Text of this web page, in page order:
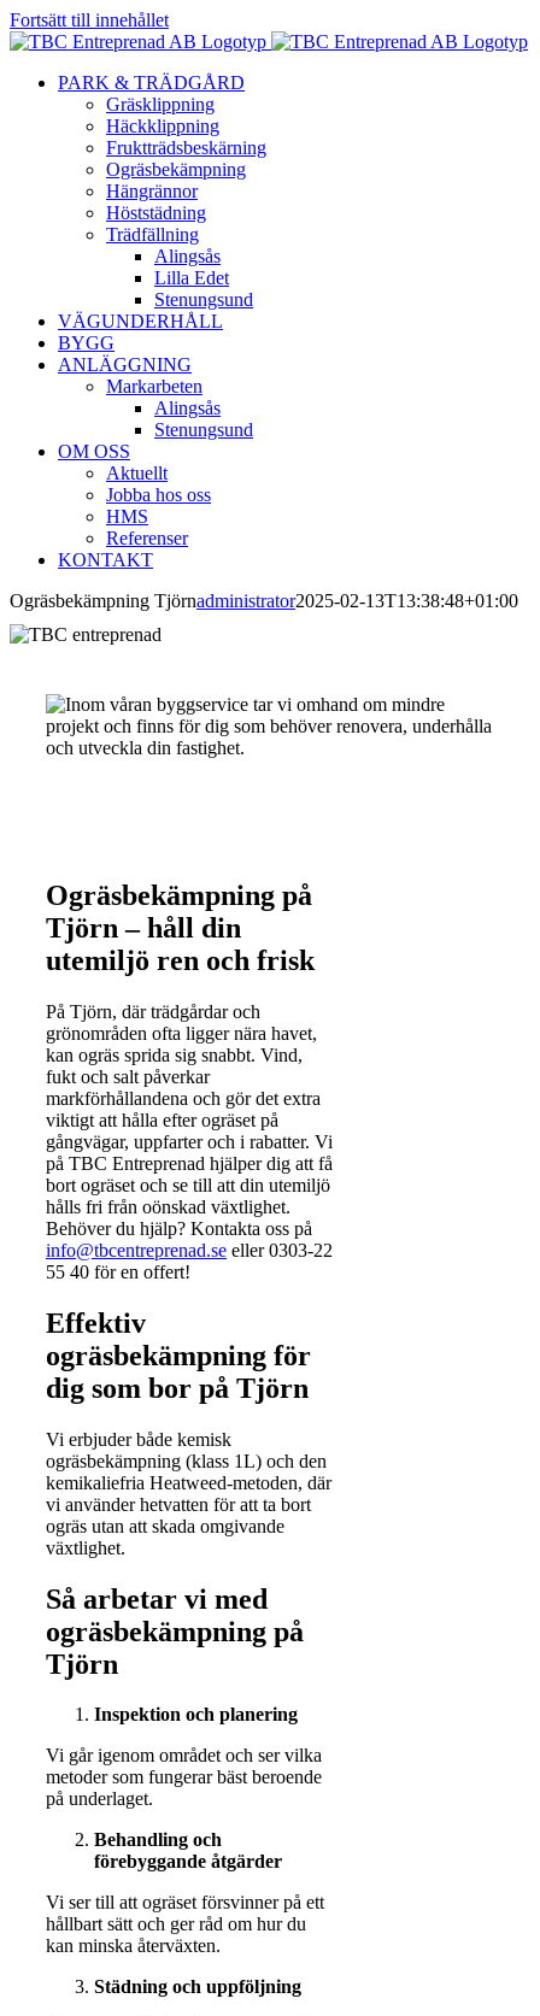
Fortsätt till innehållet
PARK & TRÄDGÅRD
Gräsklippning
Häckklippning
Fruktträdsbeskärning
Ogräsbekämpning
Hängrännor
Höststädning
Trädfällning
Alingsås
Lilla Edet
Stenungsund
VÄGUNDERHÅLL
BYGG
ANLÄGGNING
Markarbeten
Alingsås
Stenungsund
OM OSS
Aktuellt
Jobba hos oss
HMS
Referenser
KONTAKT
Ogräsbekämpning Tjörnadministrator2025-02-13T13:38:48+01:00
Ogräsbekämpning på
Tjörn – håll din
utemiljö ren och frisk
På Tjörn, där trädgårdar och
grönområden ofta ligger nära havet,
kan ogräs sprida sig snabbt. Vind,
fukt och salt påverkar
markförhållandena och gör det extra
viktigt att hålla efter ogräset på
gångvägar, uppfarter och i rabatter. Vi
på TBC Entreprenad hjälper dig att få
bort ogräset och se till att din utemiljö
hålls fri från oönskad växtlighet.
Behöver du hjälp? Kontakta oss på
info@tbcentreprenad.se eller 0303-22
55 40 för en offert!
Effektiv
ogräsbekämpning för
dig som bor på Tjörn
Vi erbjuder både kemisk
ogräsbekämpning (klass 1L) och den
kemikaliefria Heatweed-metoden, där
vi använder hetvatten för att ta bort
ogräs utan att skada omgivande
växtlighet.
Så arbetar vi med
ogräsbekämpning på
Tjörn
Inspektion och planering
Vi går igenom området och ser vilka
metoder som fungerar bäst beroende
på underlaget.
Behandling och
förebyggande åtgärder
Vi ser till att ogräset försvinner på ett
hållbart sätt och ger råd om hur du
kan minska återväxten.
Städning och uppföljning